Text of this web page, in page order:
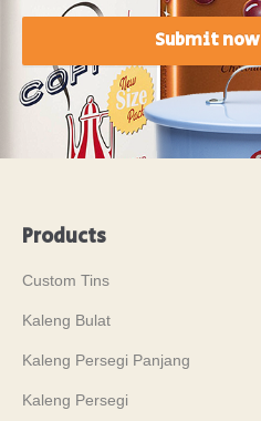
Submit now
Products
Custom Tins
Kaleng Bulat
Kaleng Persegi Panjang
Kaleng Persegi